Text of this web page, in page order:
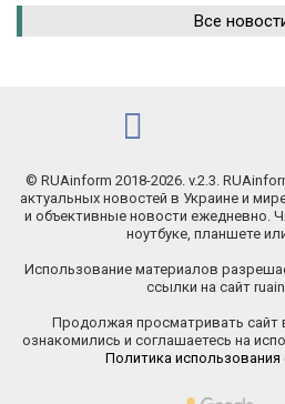
Все
© RUAinform 2018-2026. v.2.3.
актуальных новостей в Украине и
и объективные новости ежедневно.
ноутбуке, планшете
Использование материалов
ссылки на сайт
Продолжая просматривать сайт
ознакомились и соглашаетесь на
Политика